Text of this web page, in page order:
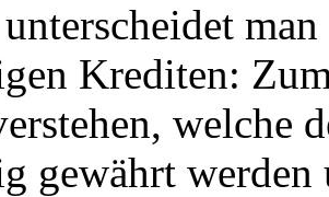
Krediten:
welche
gewährt werden